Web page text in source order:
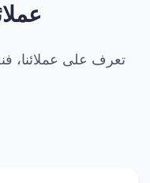
تعرف على عملائنا،